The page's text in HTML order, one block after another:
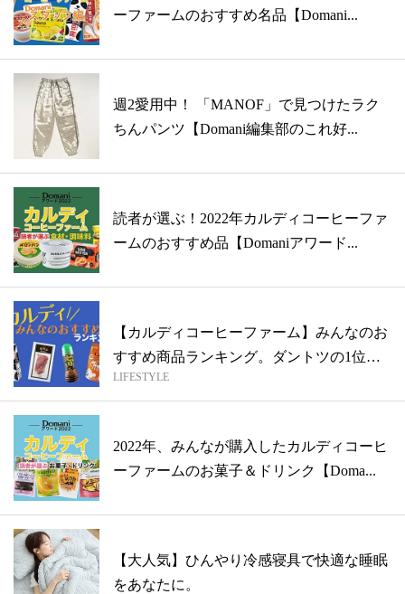
ーファームのおすすめ名品【Domani...
週2愛用中！ 「MANOF」で見つけたラク
ちんパンツ【Domani編集部のこれ好...
読者が選ぶ！2022年カルディコーヒーファ
ームのおすすめ品【Domaniアワード...
【カルディコーヒーファーム】みんなのお
すすめ商品ランキング。ダントツの1位は
アレ...
LIFESTYLE
2022年、みんなが購入したカルディコーヒ
ーファームのお菓子＆ドリンク【Doma...
【大人気】ひんやり冷感寝具で快適な睡眠
をあなたに。